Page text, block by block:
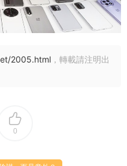
2005.html ，轉載請注明出
0